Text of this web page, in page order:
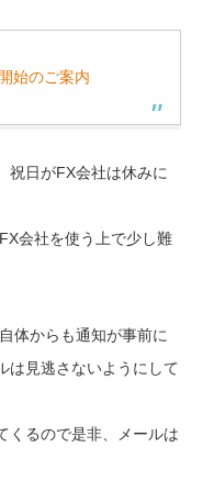
始のご案内
祝日がFX会社は休みに
会社を使う上で少し難
体からも通知が事前に
は見逃さないようにして
くるので是非、メールは